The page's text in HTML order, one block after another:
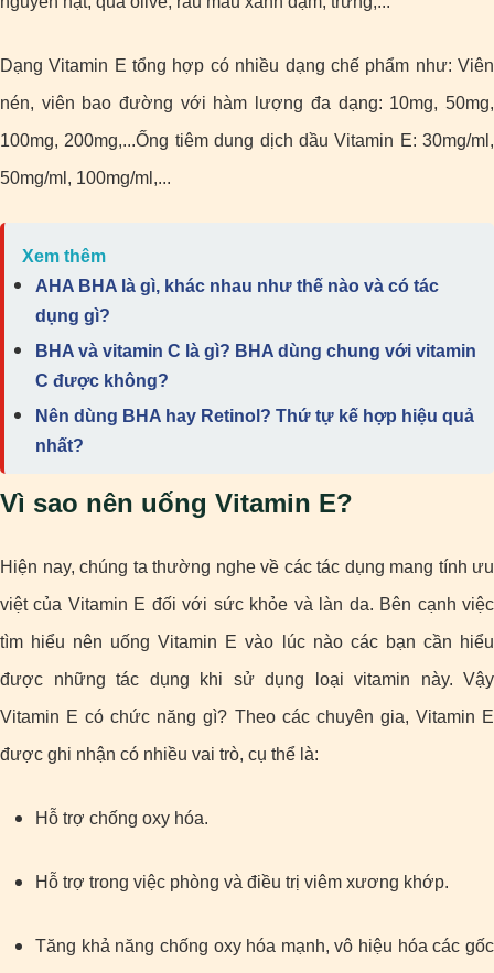
Dạng Vitamin E tổng hợp có nhiều dạng chế phẩm như: Viên
nén, viên bao đường với hàm lượng đa dạng: 10mg, 50mg,
100mg, 200mg,...Ống tiêm dung dịch dầu Vitamin E: 30mg/ml,
50mg/ml, 100mg/ml,...
Xem thêm
AHA BHA là gì, khác nhau như thế nào và có tác
dụng gì?
BHA và vitamin C là gì? BHA dùng chung với vitamin
C được không?
Nên dùng BHA hay Retinol? Thứ tự kế hợp hiệu quả
nhất?
Vì sao nên uống Vitamin E?
Hiện nay, chúng ta thường nghe về các tác dụng mang tính ưu
việt của Vitamin E đối với sức khỏe và làn da. Bên cạnh việc
tìm hiểu nên uống Vitamin E vào lúc nào các bạn cần hiểu
được những tác dụng khi sử dụng loại vitamin này. Vậy
Vitamin E có chức năng gì? Theo các chuyên gia, Vitamin E
được ghi nhận có nhiều vai trò, cụ thể là:
Hỗ trợ chống oxy hóa.
Hỗ trợ trong việc phòng và điều trị viêm xương khớp.
Tăng khả năng chống oxy hóa mạnh, vô hiệu hóa các gốc